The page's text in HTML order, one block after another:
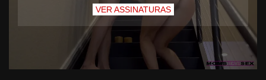
VER ASSINATURAS